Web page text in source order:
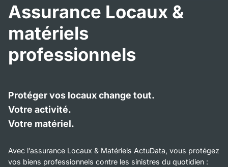
Assurance Locaux &
matériels
professionnels
Protéger vos locaux change tout.
Votre activité.
Votre matériel.
Avec l’assurance Locaux & Matériels ActuData, vous protégez
vos biens professionnels contre les sinistres du quotidien :